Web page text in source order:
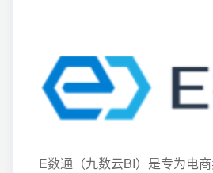
E数通（九数云BI）是专为电